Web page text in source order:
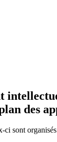
des
sont